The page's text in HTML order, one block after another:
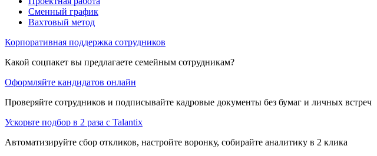
Сменный график
Вахтовый метод
Корпоративная поддержка сотрудников
Какой соцпакет вы предлагаете семейным сотрудникам?
Оформляйте кандидатов онлайн
Проверяйте сотрудников и подписывайте кадровые документы без бумаг и личных встреч
Ускорьте подбор в 2 раза с Talantix
Автоматизируйте сбор откликов, настройте воронку, собирайте аналитику в 2 клика